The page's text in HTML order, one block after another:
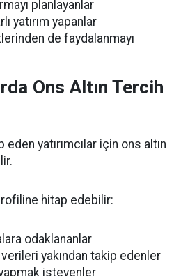
planlayanlar
yatırım yapanlar
de faydalanmayı
Ons Altın Tercih
yatırımcılar için ons altın
hitap edebilir:
odaklananlar
yakından takip edenler
yapmak isteyenler